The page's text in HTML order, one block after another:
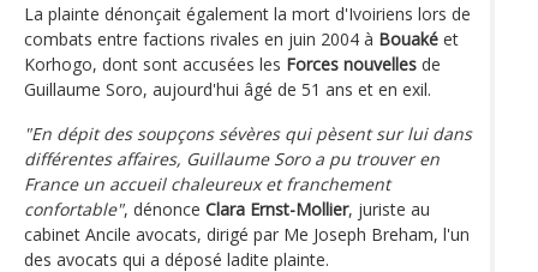
La plainte dénonçait également la mort d'Ivoiriens lors de
combats entre factions rivales en juin 2004 à Bouaké et
Korhogo, dont sont accusées les Forces nouvelles de
Guillaume Soro, aujourd'hui âgé de 51 ans et en exil.
"En dépit des soupçons sévères qui pèsent sur lui dans
différentes affaires, Guillaume Soro a pu trouver en
France un accueil chaleureux et franchement
confortable", dénonce Clara Ernst-Mollier, juriste au
cabinet Ancile avocats, dirigé par Me Joseph Breham, l'un
des avocats qui a déposé ladite plainte.